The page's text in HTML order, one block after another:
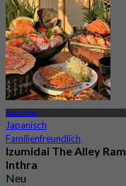
Ram Intra
Japanisch
Familienfreundlich
Izumidai The Alley Ram
Inthra
Neu